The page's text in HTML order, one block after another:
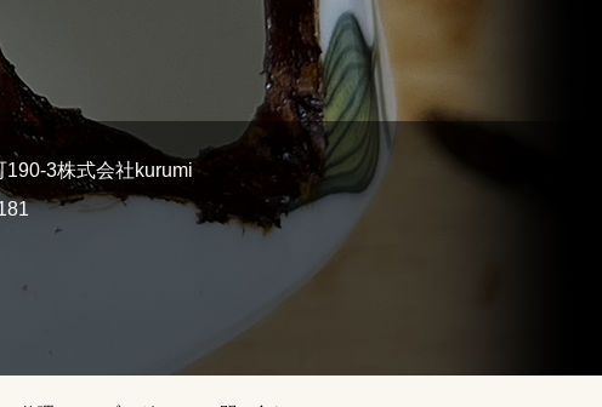
3株式会社kurumi
181